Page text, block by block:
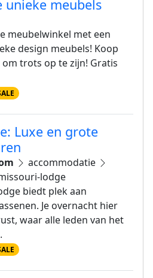
unieke meubels
meubelwinkel met een
design meubels! Koop
trots op te zijn! Gratis
Luxe en grote
accommodatie
lodge
biedt plek aan
Je overnacht hier
waar alle leden van het